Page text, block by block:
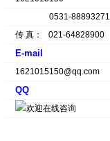
酶，酪氨酸激酶，
氨酸磷酸酶(PTP)，
氨酸激酶，组蛋白
化酶，组蛋白去甲
酶，组蛋白甲基转
DNA甲基转移酶，
0531-88893271
传 真： 021-64828900
E-mail
1621015150@qq.com
QQ